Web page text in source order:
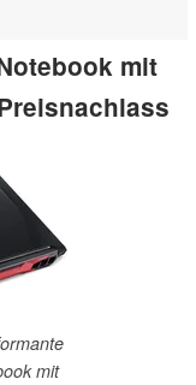
mit
mit